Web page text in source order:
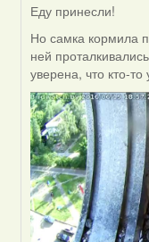
In
reply
to
by
Harrier
Еду принесли!
Но самка кормила
ней
уверена, что кто-